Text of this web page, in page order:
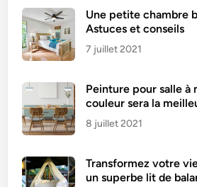
Une petite chambre
Astuces et conseils
7 juillet 2021
Peinture pour salle à
couleur sera la
8 juillet 2021
Transformez votre
un superbe lit de